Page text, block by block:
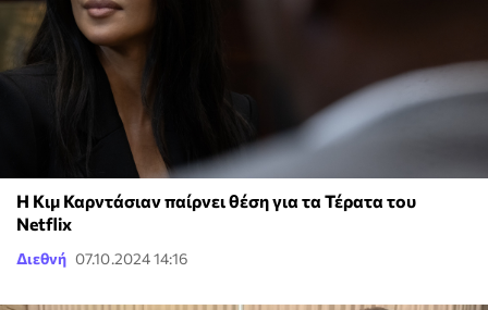
Η Κιμ Καρντάσιαν παίρνει θέση για τα Τέρατα του
Netflix
Διεθνή 07.10.2024 14:16